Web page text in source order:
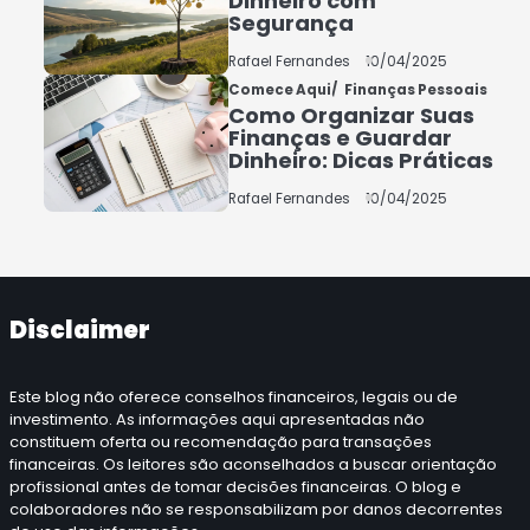
5
COMO INVESTIR COM
POUCO DINHEIRO 2025
Rafael Fernandes
Segurança
Rafael Fernandes
10/04/2025
Comece Aqui
Finanças Pessoais
Como Organizar Suas
Finanças e Guardar
Dinheiro: Dicas Práticas
Rafael Fernandes 10/04/2025
Disclaimer
Este blog não oferece conselhos financeiros, legais ou de
investimento. As informações aqui apresentadas não
constituem oferta ou recomendação para transações
financeiras. Os leitores são aconselhados a buscar orientação
profissional antes de tomar decisões financeiras. O blog e
colaboradores não se responsabilizam por danos decorrentes